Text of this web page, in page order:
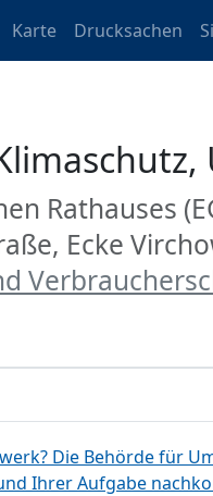
Karte Drucksachen
Rathauses
Ecke
Die Behörde für
Ihrer Aufgabe